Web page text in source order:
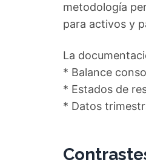
metodología
para activos y
La
* Balance
* Estados de
* Datos